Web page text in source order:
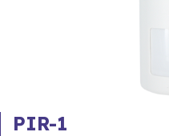
PIR-1